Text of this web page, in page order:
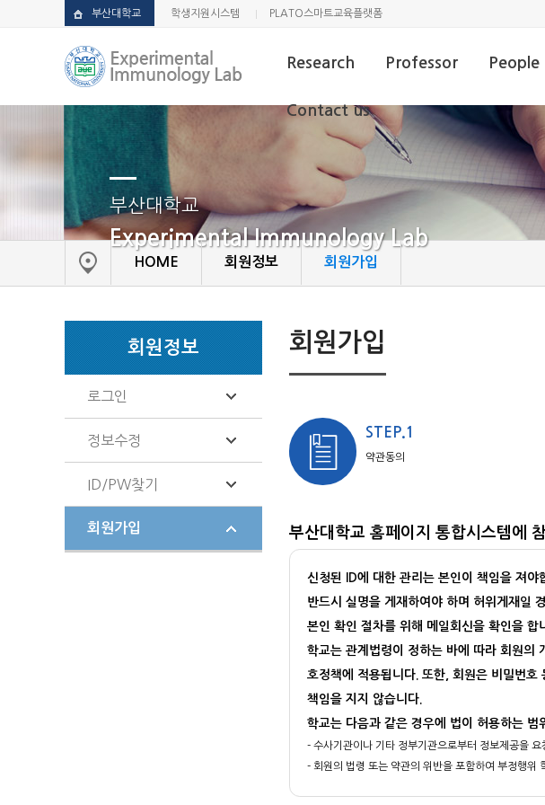
부산대학교 학생지원시스템 PLATO스마트교육플랫폼
Research
Research
Professor
Changwan Hong
People
People
Contact us
Contact us
부산대학교
Experimental Immunology Lab
HOME 회원정보 회원가입
회원정보
로그인
정보수정
ID/PW찾기
회원가입
회원가입
STEP.1
약관동의
부산대학교 홈페이지 통합시스템에
신청된 ID에 대한 관리는 본인이 책임을 져야
반드시 실명을 게재하여야 하며 허위게재일
본인 확인 절차를 위해 메일회신을 확인을 합
학교는 관계법령이 정하는 바에 따라 회원의
호정책에 적용됩니다. 또한, 회원은 비밀번
책임을 지지 않습니다.
학교는 다음과 같은 경우에 법이 허용하는 범
- 수사기관이나 기타 정부기관으로부터 정보제공을 요
- 회원의 법령 또는 약관의 위반을 포함하여 부정행위